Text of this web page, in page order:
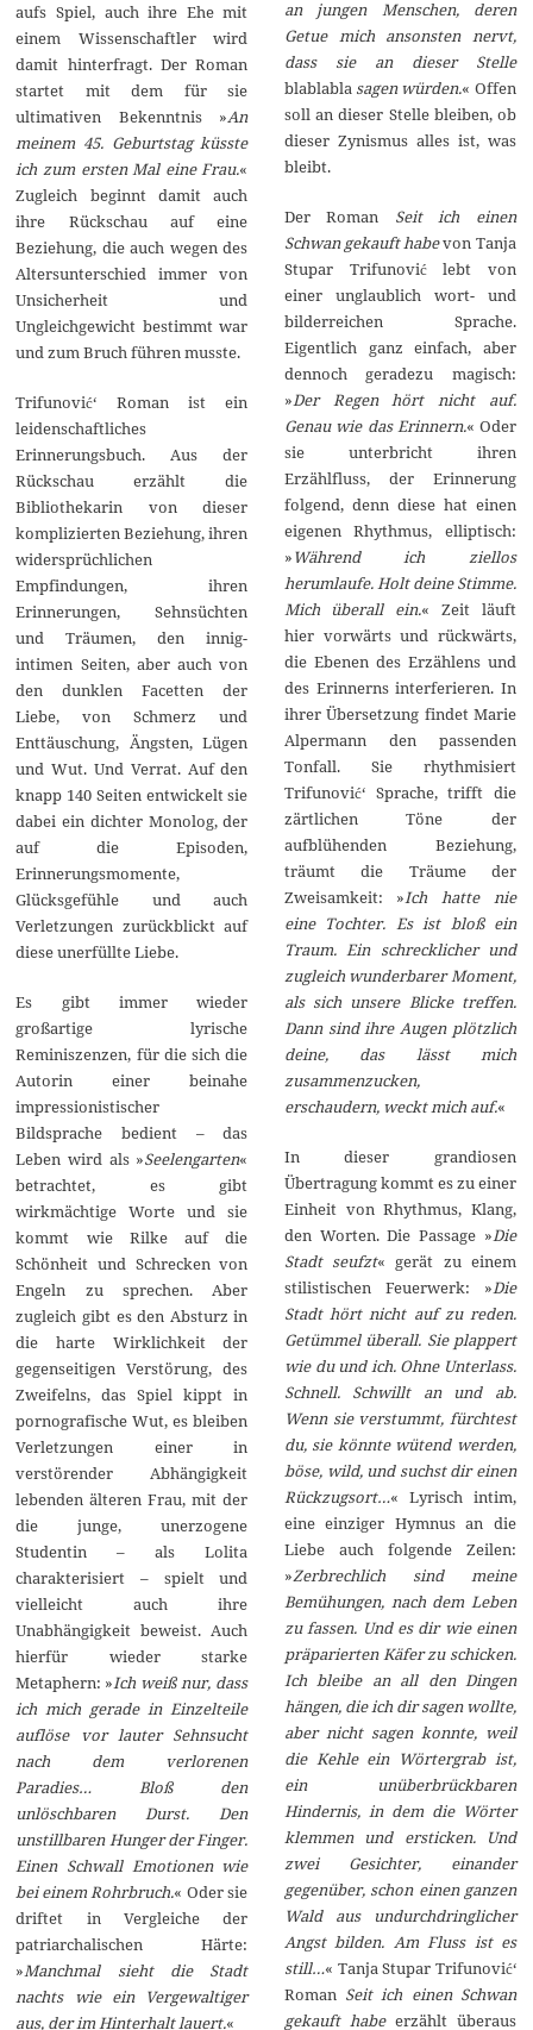
aufs Spiel, auch ihre Ehe mit
einem Wissenschaftler wird
damit hinterfragt. Der Roman
startet mit dem für sie
ultimativen Bekenntnis »An
meinem 45. Geburtstag küsste
ich zum ersten Mal eine Frau.«
Zugleich beginnt damit auch
ihre Rückschau auf eine
Beziehung, die auch wegen des
Altersunterschied immer von
Unsicherheit und
Ungleichgewicht bestimmt war
und zum Bruch führen musste.
Trifunović‘ Roman ist ein
leidenschaftliches
Erinnerungsbuch. Aus der
Rückschau erzählt die
Bibliothekarin von dieser
komplizierten Beziehung, ihren
widersprüchlichen
Empfindungen, ihren
Erinnerungen, Sehnsüchten
und Träumen, den innig-
intimen Seiten, aber auch von
den dunklen Facetten der
Liebe, von Schmerz und
Enttäuschung, Ängsten, Lügen
und Wut. Und Verrat. Auf den
knapp 140 Seiten entwickelt sie
dabei ein dichter Monolog, der
auf die Episoden,
Erinnerungsmomente,
Glücksgefühle und auch
Verletzungen zurückblickt auf
diese unerfüllte Liebe.
Es gibt immer wieder
großartige lyrische
Reminiszenzen, für die sich die
Autorin einer beinahe
impressionistischer
Bildsprache bedient – das
Leben wird als »Seelengarten«
betrachtet, es gibt
wirkmächtige Worte und sie
kommt wie Rilke auf die
Schönheit und Schrecken von
Engeln zu sprechen. Aber
zugleich gibt es den Absturz in
die harte Wirklichkeit der
gegenseitigen Verstörung, des
Zweifelns, das Spiel kippt in
pornografische Wut, es bleiben
Verletzungen einer in
verstörender Abhängigkeit
lebenden älteren Frau, mit der
die junge, unerzogene
Studentin – als Lolita
charakterisiert – spielt und
vielleicht auch ihre
Unabhängigkeit beweist. Auch
hierfür wieder starke
Metaphern: »Ich weiß nur, dass
ich mich gerade in Einzelteile
auflöse vor lauter Sehnsucht
nach dem verlorenen
Paradies… Bloß den
unlöschbaren Durst. Den
unstillbaren Hunger der Finger.
Einen Schwall Emotionen wie
bei einem Rohrbruch.« Oder sie
driftet in Vergleiche der
patriarchalischen Härte:
»Manchmal sieht die Stadt
nachts wie ein Vergewaltiger
aus, der im Hinterhalt lauert.«
an jungen Menschen, deren
Getue mich ansonsten nervt,
dass sie an dieser Stelle
blablabla sagen würden.« Offen
soll an dieser Stelle bleiben, ob
dieser Zynismus alles ist, was
bleibt.
Der Roman Seit ich einen
Schwan gekauft habevon Tanja
Stupar Trifunović lebt von
einer unglaublich wort- und
bilderreichen Sprache.
Eigentlich ganz einfach, aber
dennoch geradezu magisch:
»Der Regen hört nicht auf.
Genau wie das Erinnern.« Oder
sie unterbricht ihren
Erzählfluss, der Erinnerung
folgend, denn diese hat einen
eigenen Rhythmus, elliptisch:
»Während ich ziellos
herumlaufe. Holt deine Stimme.
Mich überall ein.« Zeit läuft
hier vorwärts und rückwärts,
die Ebenen des Erzählens und
des Erinnerns interferieren. In
ihrer Übersetzung findet Marie
Alpermann den passenden
Tonfall. Sie rhythmisiert
Trifunović‘ Sprache, trifft die
zärtlichen Töne der
aufblühenden Beziehung,
träumt die Träume der
Zweisamkeit: »Ich hatte nie
eine Tochter. Es ist bloß ein
Traum. Ein schrecklicher und
zugleich wunderbarer Moment,
als sich unsere Blicke treffen.
Dann sind ihre Augen plötzlich
deine, das lässt mich
zusammenzucken,
erschaudern, weckt mich auf.«
In dieser grandiosen
Übertragung kommt es zu einer
Einheit von Rhythmus, Klang,
den Worten. Die Passage »Die
Stadt seufzt« gerät zu einem
stilistischen Feuerwerk: »Die
Stadt hört nicht auf zu reden.
Getümmel überall. Sie plappert
wie du und ich. Ohne Unterlass.
Schnell. Schwillt an und ab.
Wenn sie verstummt, fürchtest
du, sie könnte wütend werden,
böse, wild, und suchst dir einen
Rückzugsort…« Lyrisch intim,
eine einziger Hymnus an die
Liebe auch folgende Zeilen:
»Zerbrechlich sind meine
Bemühungen, nach dem Leben
zu fassen. Und es dir wie einen
präparierten Käfer zu schicken.
Ich bleibe an all den Dingen
hängen, die ich dir sagen wollte,
aber nicht sagen konnte, weil
die Kehle ein Wörtergrab ist,
ein unüberbrückbaren
Hindernis, in dem die Wörter
klemmen und ersticken. Und
zwei Gesichter, einander
gegenüber, schon einen ganzen
Wald aus undurchdringlicher
Angst bilden. Am Fluss ist es
still…« Tanja Stupar Trifunović‘
Roman Seit ich einen Schwan
gekauft habeerzählt überaus